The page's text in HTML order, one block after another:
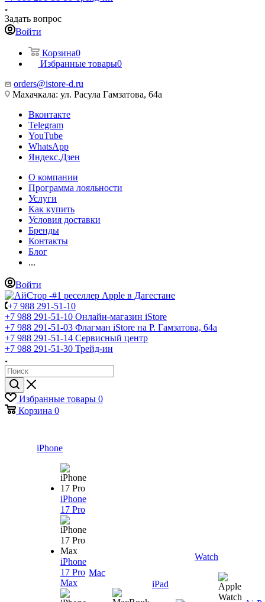
Задать вопрос
Войти
Корзина0
Избранные товары0
orders@istore-d.ru
Махачкала: ул. Расула Гамзатова, 64а
Вконтакте
Telegram
YouTube
WhatsApp
Яндекс.Дзен
О компании
Программа лояльности
Услуги
Как купить
Условия доставки
Бренды
Контакты
Блог
...
Войти
+7 988 291-51-10
+7 988 291-51-10 Онлайн-магазин iStore
+7 988 291-51-03 Флагман iStore на Р. Гамзатова, 64а
+7 988 291-51-14 Сервисный центр
+7 988 291-51-30 Трейд-ин
Избранные товары 0
Корзина 0
iPhone
iPhone
17 Pro
iPhone
17 Pro
Max
Mac
iPad
Watch